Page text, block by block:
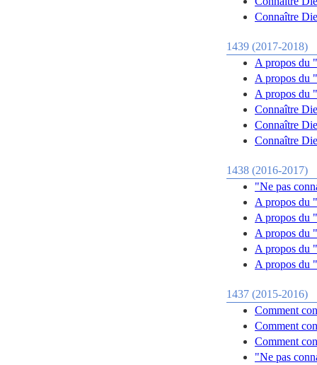
Connaître
1439 (2017-2018)
A propos du
A propos du
A propos du
Connaître
Connaître
Connaître
1438 (2016-2017)
"Ne pas
A propos du
A propos du
A propos du
A propos du
A propos du
1437 (2015-2016)
Comment
Comment
Comment
"Ne pas